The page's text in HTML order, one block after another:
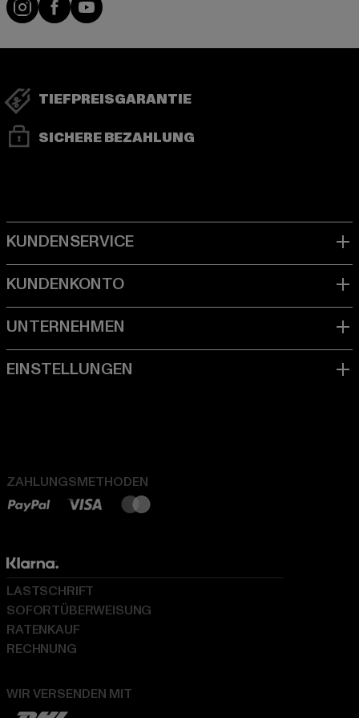
TIEFPREISGARANTIE
SICHERE BEZAHLUNG
ZAHLUNGSMETHODEN
WIR VERSENDEN MIT
LASTSCHRIFT
SOFORTÜBERWEISUNG
RATENKAUF
RECHNUNG